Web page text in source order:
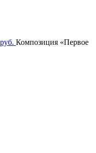
Композиция «Первое